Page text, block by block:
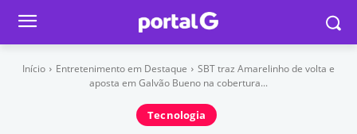
Início Entretenimento em Destaque
SBT traz Amarelinho de volta e
aposta em Galvão Bueno na cobertura...
Tecnologia